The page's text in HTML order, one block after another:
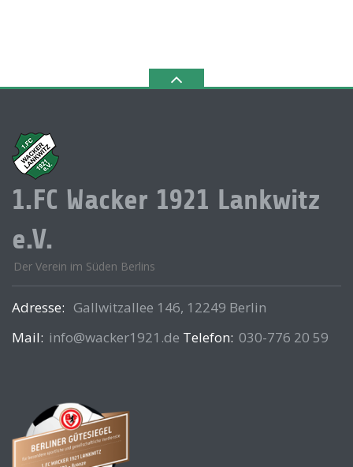
1.FC Wacker 1921 Lankwitz
e.V.
Der Verein im Süden Berlins
Adresse: Gallwitzallee 146, 12249 Berlin
Mail: info@wacker1921.de Telefon: 030-776 20 59